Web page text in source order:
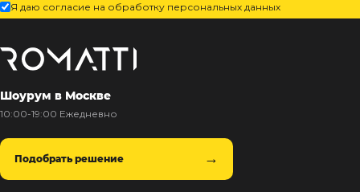
Я даю согласие на обработку персональных данных
Шоурум в Москве
10:00-19:00 Ежедневно
Подобрать решение